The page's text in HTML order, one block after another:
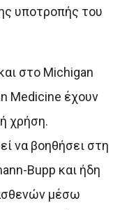
υποτροπής του
στο Michigan
Medicine έχουν
χρήση.
να βοηθήσει στη
Bupp και ήδη
μέσω